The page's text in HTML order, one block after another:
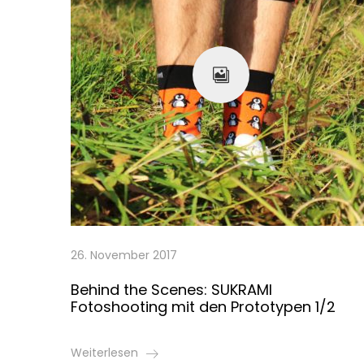
26. November 2017
Behind the Scenes: SUKRAMI
Fotoshooting mit den Prototypen 1/2
Weiterlesen